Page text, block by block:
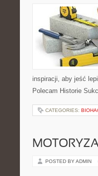
inspiracji, aby jeść
Polecam Historie
CATEGORIES:
POSTED BY ADMIN